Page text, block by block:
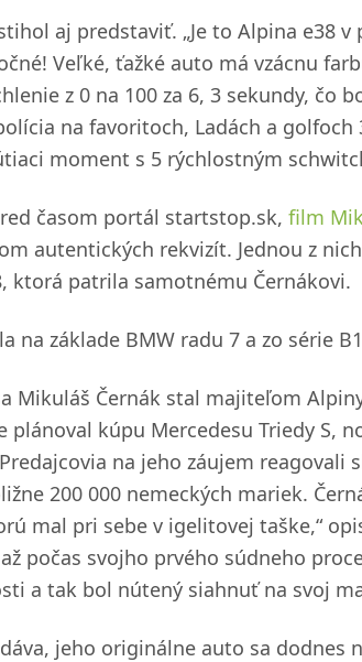
aj predstaviť. „Je to Alpina e38
Veľké, ťažké auto má vzácnu
z 0 na 100 za 6, 3 sekundy, čo
na favoritoch, Ladách a
moment s 5 rýchlostným
časom portál startstop.sk, film
autentických rekvizít. Jednou z
ktorá patrila samotnému Černákovi.
na základe BMW radu 7 a zo série
Mikuláš Černák stal majiteľom
plánoval kúpu Mercedesu Triedy S,
na jeho záujem reagovali
200 000 nemeckých mariek.
mal pri sebe v igelitovej taške,“
počas svojho prvého súdneho
a tak bol nútený siahnuť na svoj
jeho originálne auto sa dodnes